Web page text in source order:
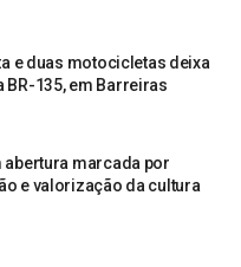
e duas motocicletas deixa
135, em Barreiras
abertura marcada por
e valorização da cultura